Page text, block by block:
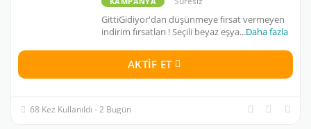
GittiGidiyor'dan düşünmeye fırsat vermeyen
indirim fırsatları ! Seçili beyaz eşya...Daha fazla
AKTIF ET
68 Kez Kullanıldı - 2 Bugün